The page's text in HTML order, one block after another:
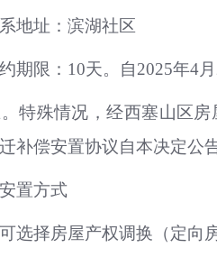
地址：滨湖社区
约期限：10天。自2025年4
特殊情况，经西塞山区
补偿安置协议自本决定公
置方式
选择房屋产权调换（定向